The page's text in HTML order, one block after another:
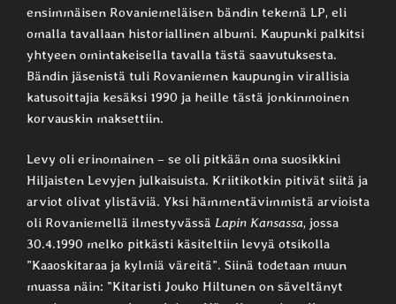
ensimmäisen Rovaniemeläisen bändin tekemä LP, eli
omalla tavallaan historiallinen albumi. Kaupunki palkitsi
yhtyeen omintakeisella tavalla tästä saavutuksesta.
Bändin jäsenistä tuli Rovaniemen kaupungin virallisia
katusoittajia kesäksi 1990 ja heille tästä jonkinmoinen
korvauskin maksettiin.
Levy oli erinomainen – se oli pitkään oma suosikkini
Hiljaisten Levyjen julkaisuista. Kriitikotkin pitivät siitä ja
arviot olivat ylistäviä. Yksi hämmentävimmistä arvioista
oli Rovaniemellä ilmestyvässä Lapin Kansassa, jossa
30.4.1990 melko pitkästi käsiteltiin levyä otsikolla
”Kaaoskitaraa ja kylmiä väreitä”. Siinä todetaan muun
muassa näin: ”Kitaristi Jouko Hiltunen on säveltänyt